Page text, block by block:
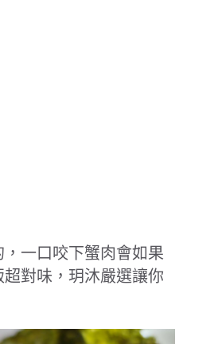
一口咬下蟹肉會如果
對味，玥沐嚴選讓你